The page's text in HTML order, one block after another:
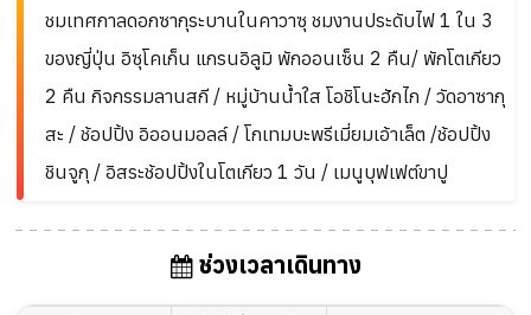
ชมเทศกาลดอกซากุระบานในคาวาซุ ชมงานประดับไฟ 1 ใน 3
ของญี่ปุ่น อิซุโคเก็น แกรนอิลูมิ พักออนเซ็น 2 คืน/ พักโตเกียว
2 คืน กิจกรรมลานสกี / หมู่บ้านน้ำใส โอชิโนะฮักไก / วัดอาซากุ
สะ / ช้อปปิ้ง อิออนมอลล์ / โกเทมบะพรีเมี่ยมเอ้าเล็ต /ช้อปปิ้ง
ชินจูกุ / อิสระช้อปปิ้งในโตเกียว 1 วัน / เมนูบุฟเฟต์ขาปู
ช่วงเวลาเดินทาง